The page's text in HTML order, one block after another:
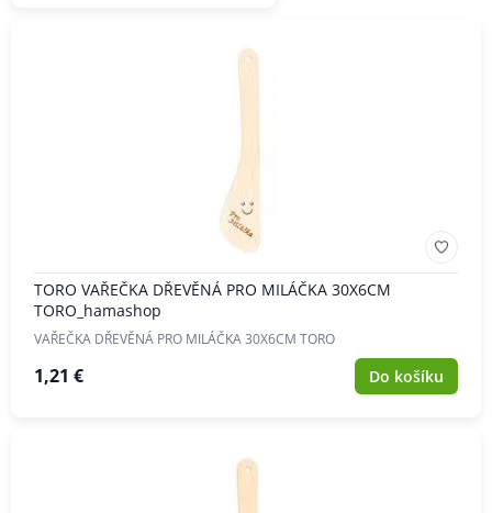
TORO VAŘEČKA DŘEVĚNÁ PRO MILÁČKA 30X6CM
TORO_hamashop
VAŘEČKA DŘEVĚNÁ PRO MILÁČKA 30X6CM TORO
1,21 € Do košíku